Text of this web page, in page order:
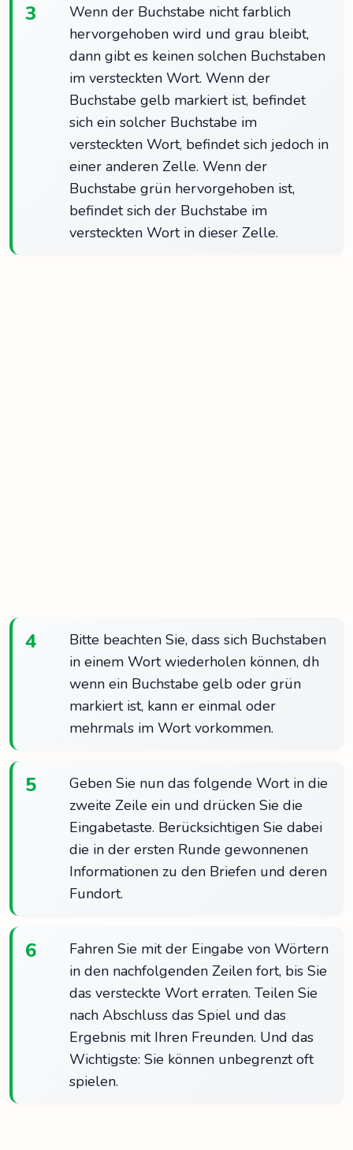
3
Wenn der Buchstabe nicht farblich
hervorgehoben wird und grau bleibt,
dann gibt es keinen solchen Buchstaben
im versteckten Wort. Wenn der
Buchstabe gelb markiert ist, befindet
sich ein solcher Buchstabe im
versteckten Wort, befindet sich jedoch in
einer anderen Zelle. Wenn der
Buchstabe grün hervorgehoben ist,
befindet sich der Buchstabe im
versteckten Wort in dieser Zelle.
4
Bitte beachten Sie, dass sich Buchstaben
in einem Wort wiederholen können, dh
wenn ein Buchstabe gelb oder grün
markiert ist, kann er einmal oder
mehrmals im Wort vorkommen.
5
Geben Sie nun das folgende Wort in die
zweite Zeile ein und drücken Sie die
Eingabetaste. Berücksichtigen Sie dabei
die in der ersten Runde gewonnenen
Informationen zu den Briefen und deren
Fundort.
6
Fahren Sie mit der Eingabe von Wörtern
in den nachfolgenden Zeilen fort, bis Sie
das versteckte Wort erraten. Teilen Sie
nach Abschluss das Spiel und das
Ergebnis mit Ihren Freunden. Und das
Wichtigste: Sie können unbegrenzt oft
spielen.